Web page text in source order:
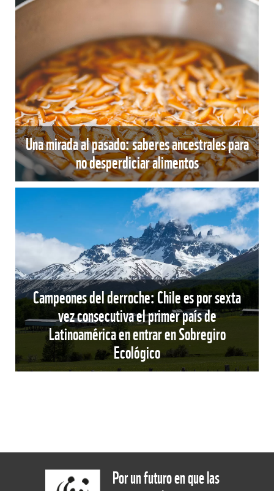
Una mirada al pasado: saberes ancestrales para
no desperdiciar alimentos
Campeones del derroche: Chile es por sexta
vez consecutiva el primer país de
Latinoamérica en entrar en Sobregiro
Ecológico
Por un futuro en que las